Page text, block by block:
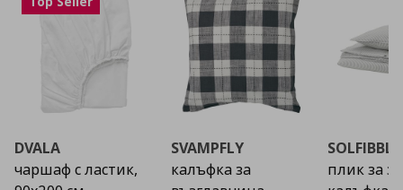
DVALA
чаршаф с ластик,
SVAMPFLY
калъфка за
SOLFIBBLA
плик за